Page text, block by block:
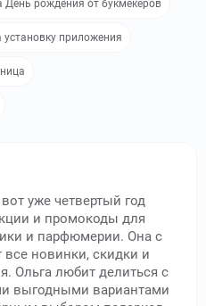
День рождения от букмекеров
приложения
уже четвертый год
и промокоды для
и парфюмерии. Она с
новинки, скидки и
Ольга любит делиться с
выгодными вариантами